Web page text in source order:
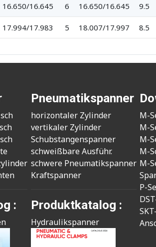
16.650/16.645 6 16.650/16.645 9.5
17.994/17.983 5 18.007/17.997 8.5
:
Pneumatikspanner
horizontaler Zylinder
vertikaler Zylinder
Schubstangenspanner
schweißbare Ausführ.
schwere Pneumatikspanner
Kraftspanner
Produktkatalog :
Hydraulikspanner
M-
M-
M-
M-
M-
P-